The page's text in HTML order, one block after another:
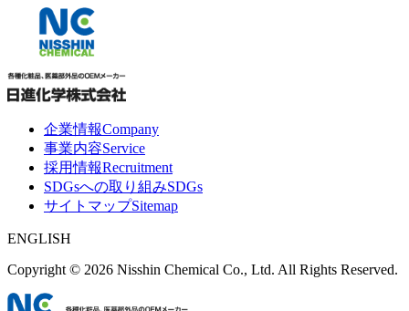
企業情報Company
事業内容Service
採用情報Recruitment
SDGsへの取り組みSDGs
サイトマップSitemap
ENGLISH
Copyright © 2026 Nisshin Chemical Co., Ltd. All Rights Reserved.